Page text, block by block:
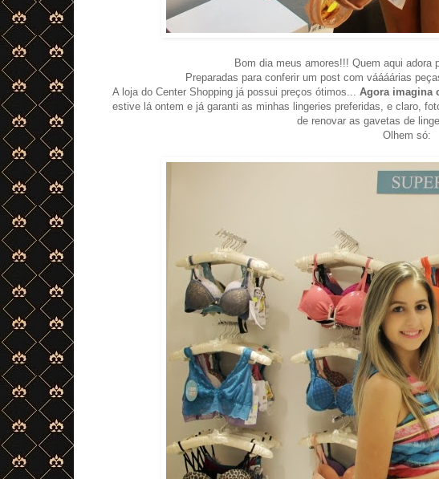
Bom dia meus amores!!! Quem aqui adora
Preparadas para conferir um post com váááárias
A loja do Center Shopping já possui preços ótimos... Agora imagina
estive lá ontem e já garanti as minhas lingeries preferidas, e claro,
de renovar as gavetas de
Olhem só: